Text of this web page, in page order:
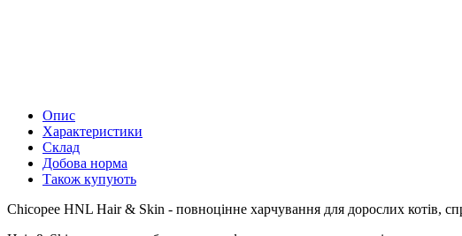
Опис
Характеристики
Склад
Добова норма
Також купують
Chicopee HNL Hair & Skin - повноцінне харчування для дорослих котів,